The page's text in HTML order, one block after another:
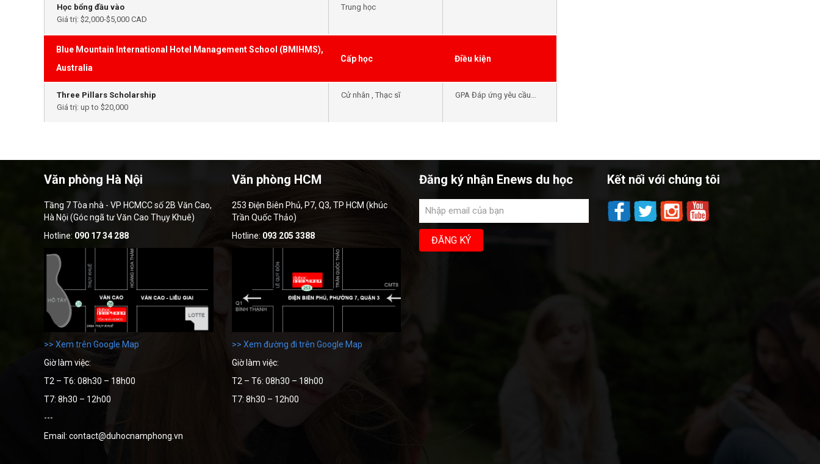
Học bổng đầu vào
Giá trị: $2,000-$5,000 CAD
Trung học
Blue Mountain International Hotel Management School (BMIHMS),
Australia
Cấp học Điều kiện
Three Pillars Scholarship
Giá trị: up to $20,000
Cử nhân , Thạc sĩ
GPA Đáp ứng yêu cầu
Văn phòng Hà Nội
Tầng 7 Tòa nhà - VP HCMCC số 2B Văn Cao,
Hà Nội (Góc ngã tư Văn Cao Thụy Khuê)
Hotline: 090 17 34 288
>> Xem trên Google Map
Giờ làm việc:
T2 – T6: 08h30 – 18h00
T7: 8h30 – 12h00
---
Văn phòng HCM
253 Điện Biên Phủ, P7, Q3, TP HCM (khúc
Trần Quốc Thảo)
Hotline: 093 205 3388
>> Xem đường đi trên Google Map
Giờ làm việc:
T2 – T6: 08h30 – 18h00
T7: 8h30 – 12h00
Email: contact@duhocnamphong.vn
Đăng ký nhận Enews du học Kết nối với chúng tôi